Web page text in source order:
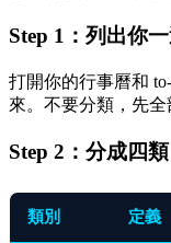
Step 1：列出你
打開你的行事曆和
來。不要分類，先全
Step 2：分成四類
類別 定義